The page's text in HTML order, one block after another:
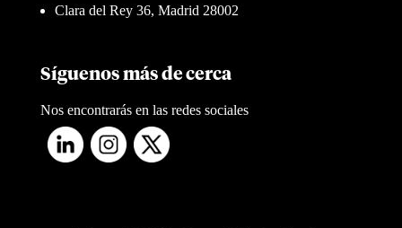
Clara del Rey 36, Madrid 28002
Síguenos más de cerca
Nos encontrarás en las redes sociales